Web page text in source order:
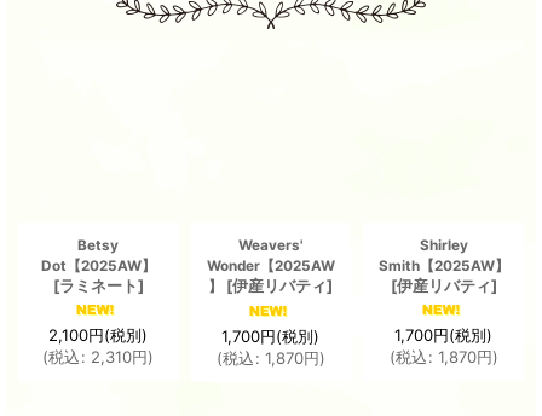
Betsy
Dot【2025AW】
[ラミネート]
2,100円(税別)
(税込: 2,310円)
Weavers'
Wonder【2025AW
】
[伊産リバティ]
1,700円(税別)
(税込: 1,870円)
Shirley
Smith【2025AW】
[伊産リバティ]
1,700円(税別)
(税込: 1,870円)